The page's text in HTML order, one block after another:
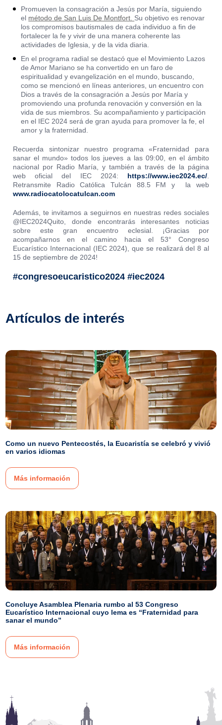
Promueven la consagración a Jesús por María, siguiendo
el método de San Luis De Montfort. Su objetivo es renovar
los compromisos bautismales de cada individuo a fin de
fortalecer la fe y vivir de una manera coherente las
actividades de Iglesia, y de la vida diaria.
En el programa radial se destacó que el Movimiento Lazos
de Amor Mariano se ha convertido en un faro de
espiritualidad y evangelización en el mundo, buscando,
como se mencionó en líneas anteriores, un encuentro con
Dios a través de la consagración a Jesús por María y
promoviendo una profunda renovación y conversión en la
vida de sus miembros. Su acompañamiento y participación
en el IEC 2024 será de gran ayuda para promover la fe, el
amor y la fraternidad.
Recuerda sintonizar nuestro programa «Fraternidad para
sanar el mundo» todos los jueves a las 09:00, en el ámbito
nacional por Radio María, y también a través de la página
web oficial del IEC 2024: https://www.iec2024.ec/.
Retransmite Radio Católica Tulcán 88.5 FM y la web
www.radiocatolocatulcan.com
Además, te invitamos a seguirnos en nuestras redes sociales
@IEC2024Quito, donde encontrarás interesantes noticias
sobre este gran encuentro eclesial. ¡Gracias por
acompañarnos en el camino hacia el 53° Congreso
Eucarístico Internacional (IEC 2024), que se realizará del 8 al
15 de septiembre de 2024!
#congresoeucaristico2024 #iec2024
Artículos de interés
Como un nuevo Pentecostés, la Eucaristía se celebró y vivió
en varios idiomas
Más información
Concluye Asamblea Plenaria rumbo al 53 Congreso
Eucarístico Internacional cuyo lema es “Fraternidad para
sanar el mundo”
Más información